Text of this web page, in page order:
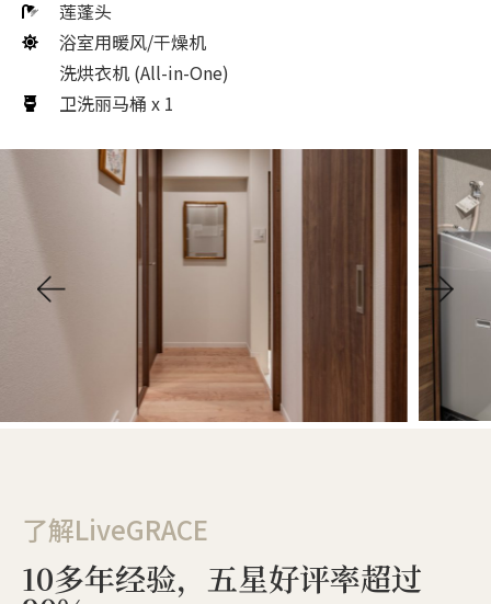
莲蓬头
浴室用暖风/干燥机
洗烘衣机 (All-in-One)
卫洗丽马桶 x 1
了解LiveGRACE
10多年经验，五星好评率超过